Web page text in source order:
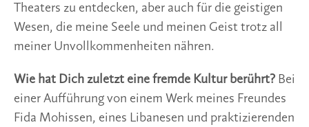
Theaters zu entdecken, aber auch für die geistigen
Wesen, die meine Seele und meinen Geist trotz all
meiner Unvollkommenheiten nähren.
Wie hat Dich zuletzt eine fremde Kultur berührt? Bei
einer Aufführung von einem Werk meines Freundes
Fida Mohissen, eines Libanesen und praktizierenden